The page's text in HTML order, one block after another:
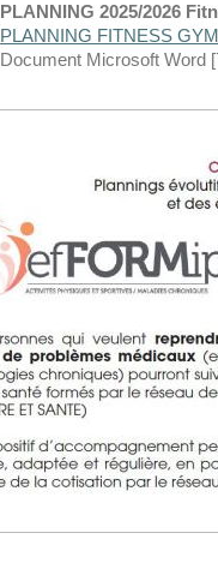
PLANNING 2025/2026
PLANNING FITNESS
Document Microsoft Word